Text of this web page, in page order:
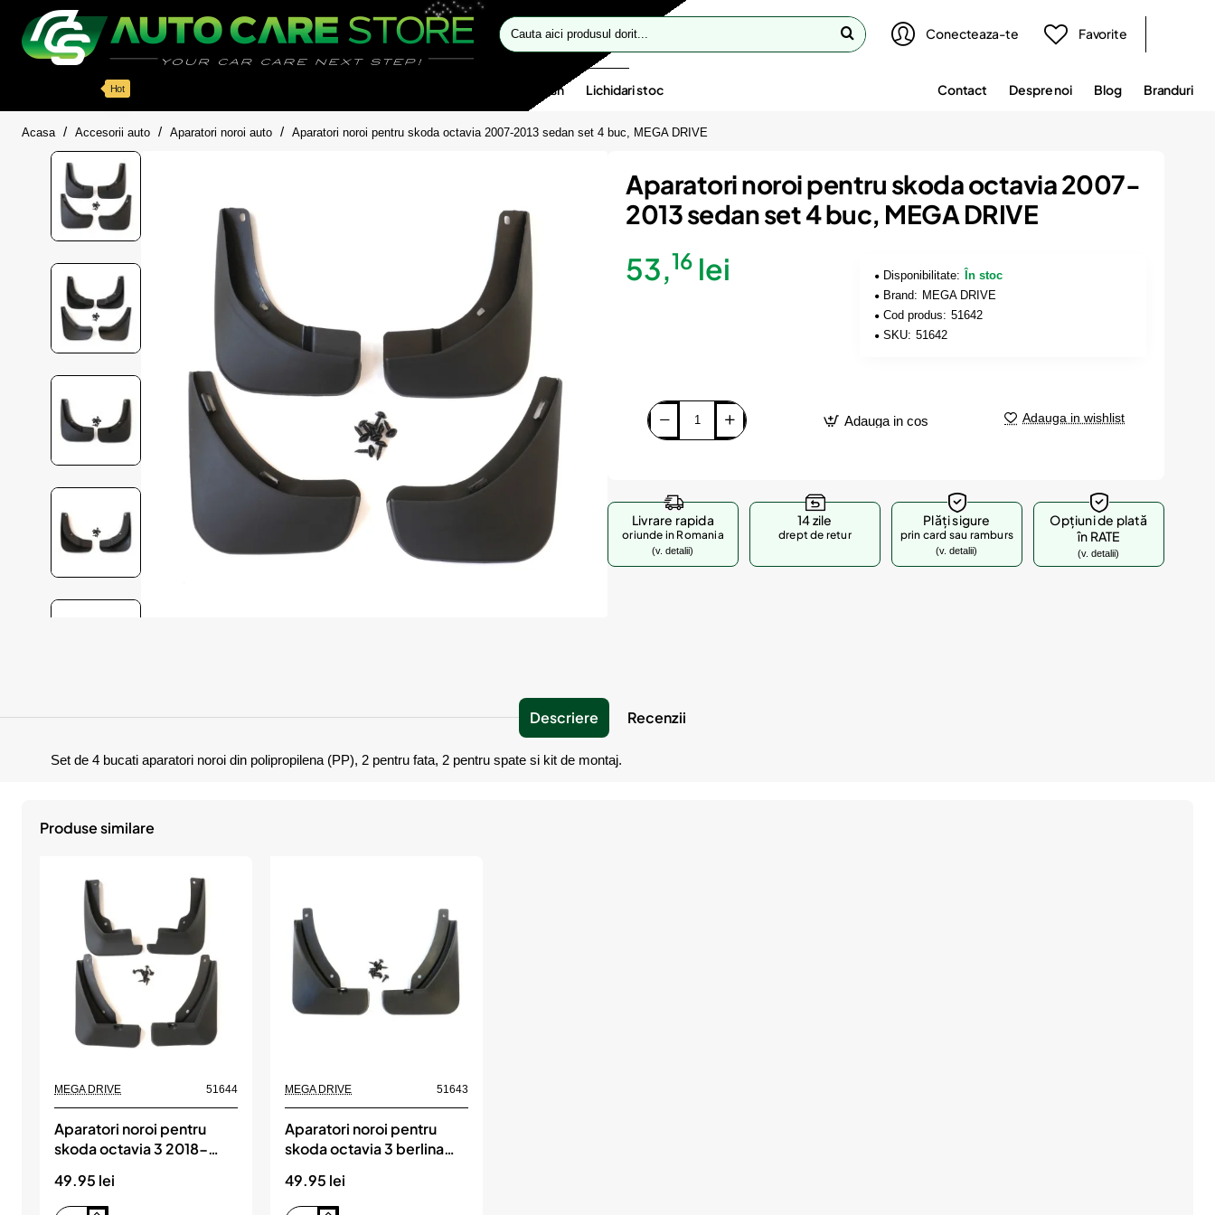
Cauta
aici
Conecteaza-te Favorite
Hot Oferte flash Lichidari stoc Contact Despre noi Blog Branduri
Acasa homeAccesorii auto Aparatori noroi auto Aparatori noroi pentru skoda octavia 2007-2013 sedan set 4 buc, MEGA DRIVE
Aparatori noroi pentru skoda octavia 2007-
2013 sedan set 4 buc, MEGA DRIVE
53,16 lei Disponibilitate:
În stoc
Brand: MEGA DRIVE
Cod produs: 51642
SKU: 51642
Adauga in cos Adauga in wishlist
Livrare rapida
oriunde in Romania
(v. detalii)
14 zile
drept de retur
Plăți sigure
prin card sau ramburs
(v. detalii)
Opțiuni de plată
în RATE
(v. detalii)
Descriere Recenzii
Set de 4 bucati aparatori noroi din polipropilena (PP), 2 pentru fata, 2 pentru spate si kit de montaj.
Produse similare
MEGA DRIVE 51644
Aparatori noroi pentru
skoda octavia 3 2018-
MEGA DRIVE
49.95 lei
MEGA DRIVE 51643
Aparatori noroi pentru
skoda octavia 3 berlina
MEGA DRIVE
49.95 lei